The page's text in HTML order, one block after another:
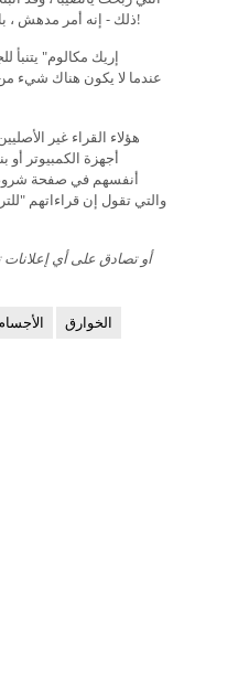
ذلك - إنه أمر مدهش ، بالنظر إلى أنني لم ألعب حتى!
هؤلاء القراء غير
أجهزة الكمبيوتر
أنفسهم في صفحة
والتي تقول إن قراءاتهم
الخوارق